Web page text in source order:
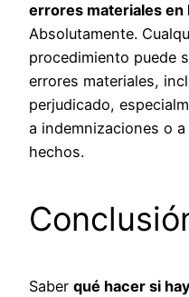
errores materiales en
Absolutamente.
procedimiento puede
errores materiales,
perjudicado,
a indemnizaciones o
hechos.
Saber qué hacer si